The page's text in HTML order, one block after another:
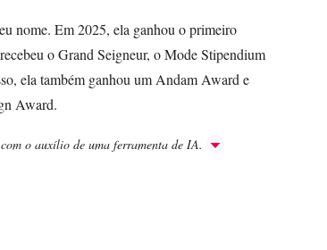
nome. Em 2025, ela ganhou o primeiro
o Grand Seigneur, o Mode Stipendium
ela também ganhou um Andam Award e
Award.
o auxílio de uma ferramenta de IA.